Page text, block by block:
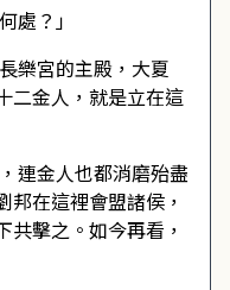
處？」
樂宮的主殿，大夏
二金人，就是立在這
連金人也都消磨殆盡
在這裡會盟諸侯，
擊之。如今再看，